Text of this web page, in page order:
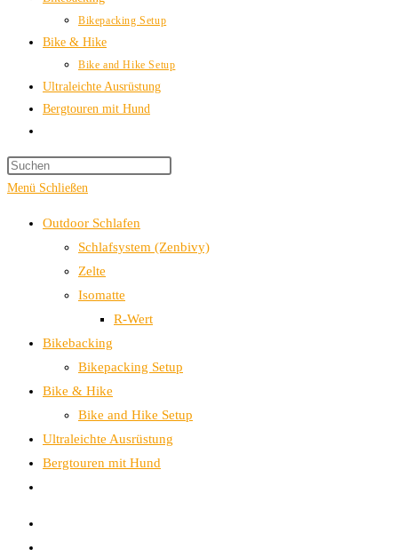
Bikepacking Setup
Bike & Hike
Bike and Hike Setup
Ultraleichte Ausrüstung
Bergtouren mit Hund
umschalten
the
Menü Schließen
Outdoor Schlafen
Schlafsystem (Zenbivy)
Zelte
Isomatte
R-Wert
Bikebacking
Bikepacking Setup
Bike & Hike
Bike and Hike Setup
Ultraleichte Ausrüstung
Bergtouren mit Hund